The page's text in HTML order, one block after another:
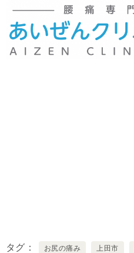
タグ お尻の痛み 上田市